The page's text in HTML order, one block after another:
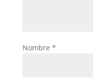
Nombre *